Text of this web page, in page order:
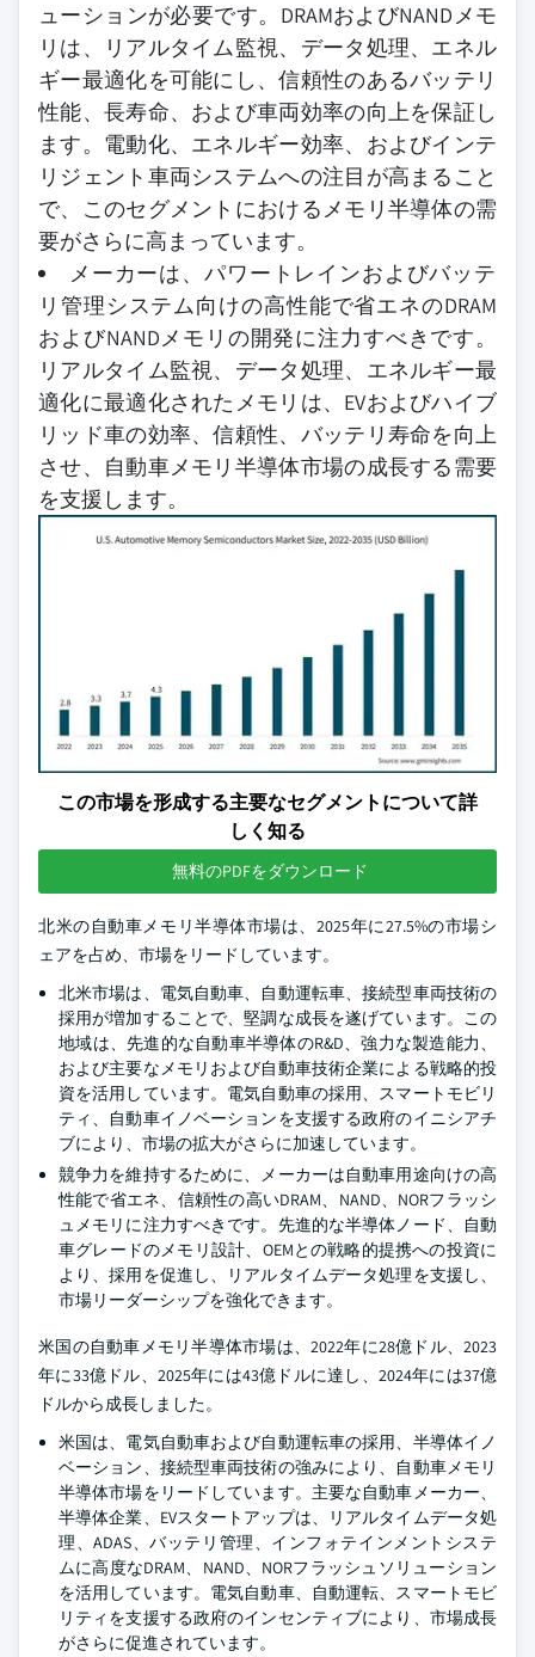
ューションが必要です。DRAMおよびNANDメモ
リは、リアルタイム監視、データ処理、エネル
ギー最適化を可能にし、信頼性のあるバッテリ
性能、長寿命、および車両効率の向上を保証し
ます。電動化、エネルギー効率、およびインテ
リジェント車両システムへの注目が高まること
で、このセグメントにおけるメモリ半導体の需
要がさらに高まっています。
メーカーは、パワートレインおよびバッテ
リ管理システム向けの高性能で省エネのDRAM
およびNANDメモリの開発に注力すべきです。
リアルタイム監視、データ処理、エネルギー最
適化に最適化されたメモリは、EVおよびハイブ
リッド車の効率、信頼性、バッテリ寿命を向上
させ、自動車メモリ半導体市場の成長する需要
を支援します。
この市場を形成する主要なセグメントについて詳
しく知る
無料のPDFをダウンロード
北米の自動車メモリ半導体市場は、2025年に27.5%の市場シ
ェアを占め、市場をリードしています。
北米市場は、電気自動車、自動運転車、接続型車両技術の
採用が増加することで、堅調な成長を遂げています。この
地域は、先進的な自動車半導体のR&D、強力な製造能力、
および主要なメモリおよび自動車技術企業による戦略的投
資を活用しています。電気自動車の採用、スマートモビリ
ティ、自動車イノベーションを支援する政府のイニシアチ
ブにより、市場の拡大がさらに加速しています。
競争力を維持するために、メーカーは自動車用途向けの高
性能で省エネ、信頼性の高いDRAM、NAND、NORフラッシ
ュメモリに注力すべきです。先進的な半導体ノード、自動
車グレードのメモリ設計、OEMとの戦略的提携への投資に
より、採用を促進し、リアルタイムデータ処理を支援し、
市場リーダーシップを強化できます。
米国の自動車メモリ半導体市場は、2022年に28億ドル、2023
年に33億ドル、2025年には43億ドルに達し、2024年には37億
ドルから成長しました。
米国は、電気自動車および自動運転車の採用、半導体イノ
ベーション、接続型車両技術の強みにより、自動車メモリ
半導体市場をリードしています。主要な自動車メーカー、
半導体企業、EVスタートアップは、リアルタイムデータ処
理、ADAS、バッテリ管理、インフォテインメントシステ
ムに高度なDRAM、NAND、NORフラッシュソリューション
を活用しています。電気自動車、自動運転、スマートモビ
リティを支援する政府のインセンティブにより、市場成長
がさらに促進されています。